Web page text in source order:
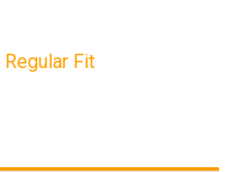
Regular Fit